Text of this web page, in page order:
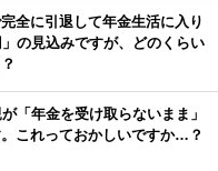
全に引退して年金生活に入り
の見込みですが、どのくらい
「年金を受け取らないまま」
これっておかしいですか…？